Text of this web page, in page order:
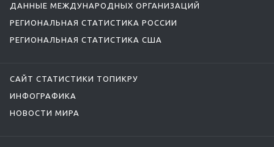
ДАННЫЕ МЕЖДУНАРОДНЫХ ОРГАНИЗАЦИЙ
РЕГИОНАЛЬНАЯ СТАТИСТИКА РОССИИ
РЕГИОНАЛЬНАЯ СТАТИСТИКА США
САЙТ СТАТИСТИКИ ТОПИКРУ
ИНФОГРАФИКА
НОВОСТИ МИРА